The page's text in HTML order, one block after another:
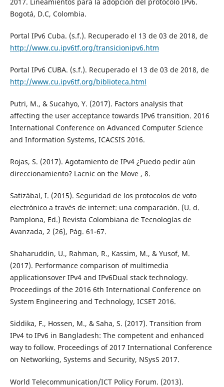
2017. Lineamientos para la adopción del protocolo IPv6.
Bogotá, D.C, Colombia.
Portal IPv6 Cuba. (s.f.). Recuperado el 13 de 03 de 2018, de
http://www.cu.ipv6tf.org/transicionipv6.htm
Portal IPv6 CUBA. (s.f.). Recuperado el 13 de 03 de 2018, de
http://www.cu.ipv6tf.org/biblioteca.html
Putri, M., & Sucahyo, Y. (2017). Factors analysis that
affecting the user acceptance towards IPv6 transition. 2016
International Conference on Advanced Computer Science
and Information Systems, ICACSIS 2016.
Rojas, S. (2017). Agotamiento de IPv4 ¿Puedo pedir aún
direccionamiento? Lacnic on the Move , 8.
Satizábal, I. (2015). Seguridad de los protocolos de voto
electrónico a través de internet: una comparación. (U. d.
Pamplona, Ed.) Revista Colombiana de Tecnologías de
Avanzada, 2 (26), Pág. 61-67.
Shaharuddin, U., Rahman, R., Kassim, M., & Yusof, M.
(2017). Performance comparison of multimedia
applicationsover IPv4 and IPv6Dual stack technology.
Proceedings of the 2016 6th International Conference on
System Engineering and Technology, ICSET 2016.
Siddika, F., Hossen, M., & Saha, S. (2017). Transition from
IPv4 to IPv6 in Bangladesh: The competent and enhanced
way to follow. Proceedings of 2017 International Conference
on Networking, Systems and Security, NSysS 2017.
World Telecommunication/ICT Policy Forum. (2013).